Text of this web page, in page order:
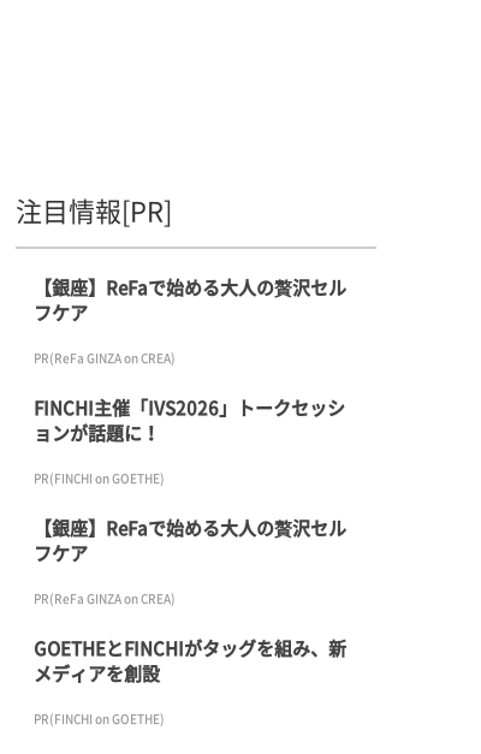
注目情報[PR]
【銀座】ReFaで始める大人の贅沢セル
フケア
PR(ReFa GINZA on CREA)
FINCHI主催「IVS2026」トークセッシ
ョンが話題に！
PR(FINCHI on GOETHE)
【銀座】ReFaで始める大人の贅沢セル
フケア
PR(ReFa GINZA on CREA)
GOETHEとFINCHIがタッグを組み、新
メディアを創設
PR(FINCHI on GOETHE)